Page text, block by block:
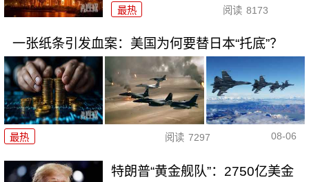
最热 阅读 8173
一张纸条引发血案：美国为何要替日本“托底”？
最热 阅读 7297 08-06
特朗普“黄金舰队”：2750亿美金